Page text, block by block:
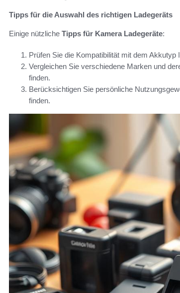
Tipps für die Auswahl des richtigen Ladegeräts
Einige nützliche Tipps für Kamera Ladegeräte:
Prüfen Sie die Kompatibilität mit dem Akkutyp
Vergleichen Sie verschiedene Marken und
finden.
Berücksichtigen Sie persönliche
finden.